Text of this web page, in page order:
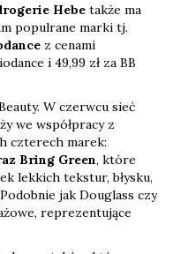
Hebe także ma
populrane marki tj.
z cenami
i 49,99 zł za BB
W czerwcu sieć
we współpracy z
czterech marek:
Bring Green, które
lekkich tekstur, błysku,
jak Douglass czy
reprezentujące